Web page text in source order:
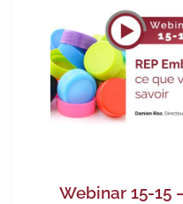
Webinar 15-15